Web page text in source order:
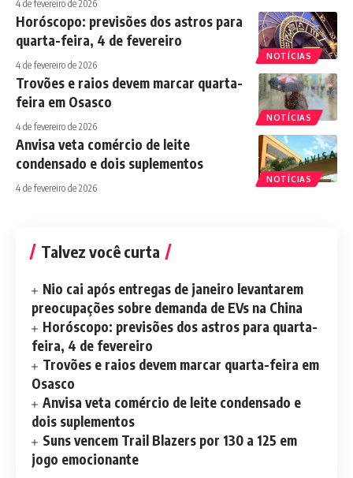
4 de fevereiro de 2026
NOTÍCIAS
Horóscopo: previsões dos astros para
quarta-feira, 4 de fevereiro
4 de fevereiro de 2026
NOTÍCIAS
Trovões e raios devem marcar quarta-
feira em Osasco
4 de fevereiro de 2026
NOTÍCIAS
Anvisa veta comércio de leite
condensado e dois suplementos
4 de fevereiro de 2026
Talvez você curta
Nio cai após entregas de janeiro levantarem
preocupações sobre demanda de EVs na China
Horóscopo: previsões dos astros para quarta-
feira, 4 de fevereiro
Trovões e raios devem marcar quarta-feira em
Osasco
Anvisa veta comércio de leite condensado e
dois suplementos
Suns vencem Trail Blazers por 130 a 125 em
jogo emocionante